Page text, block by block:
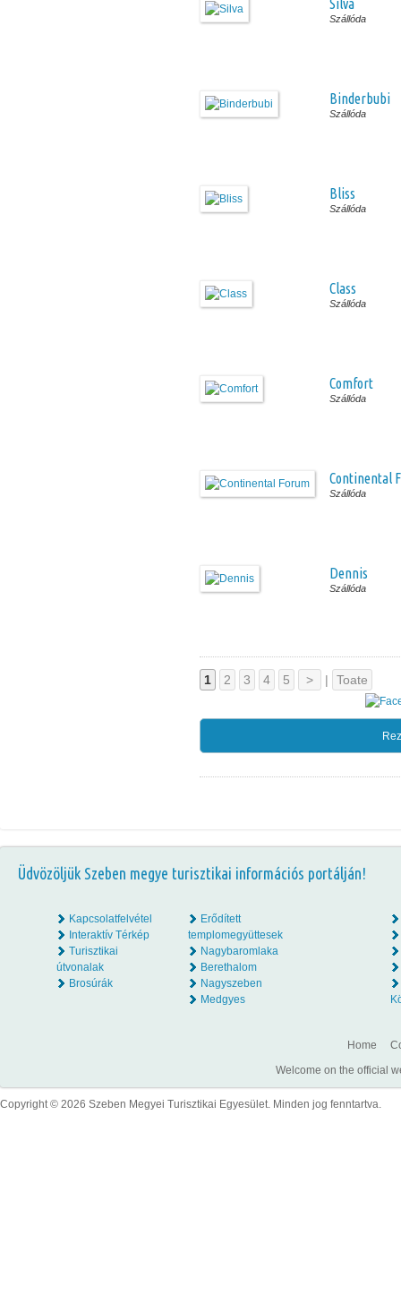
Silva
Szállóda
Binderbubi
Szállóda
Bliss
Szállóda
Class
Szállóda
Comfort
Szállóda
Continental
Szállóda
Dennis
Szállóda
1 2 3 4 5 > | Toate
Üdvözöljük Szeben megye turisztikai információs portálján!
Kapcsolatfelvétel
Interaktív Térkép
Turisztikai
útvonalak
Brosúrák
Erődített
templomegyüttesek
Nagybaromlaka
Berethalom
Nagyszeben
Medgyes
Home
Welcome on the official
Copyright © 2026 Szeben Megyei Turisztikai Egyesület. Minden jog fenntartva.